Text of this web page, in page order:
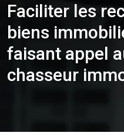
Faciliter les
biens
faisant appel
chasseur